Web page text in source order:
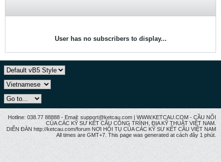
User has no subscribers to display...
Hotline: 038.77 88888 - Email: support@ketcau.com | WWW.KETCAU.COM - CẦU NỐI
CỦA CÁC KỸ SƯ KẾT CẤU CÔNG TRÌNH, ĐỊA KỸ THUẬT VIỆT NAM.
DIỄN ĐÀN http://ketcau.com/forum NƠI HỘI TỤ CỦA CÁC KỸ SƯ KẾT CÂU VIỆT NAM
All times are GMT+7. This page was generated at cách đây 1 phút.